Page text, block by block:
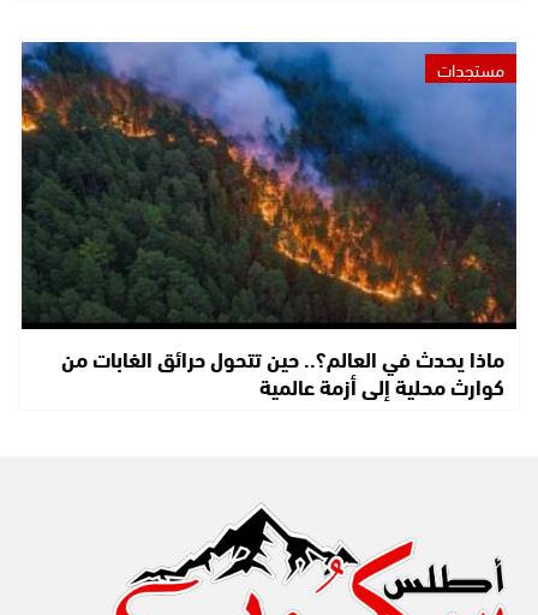
مستجدات
ماذا يحدث في العالم؟.. حين تتحول حرائق الغابات من
كوارث محلية إلى أزمة عالمية